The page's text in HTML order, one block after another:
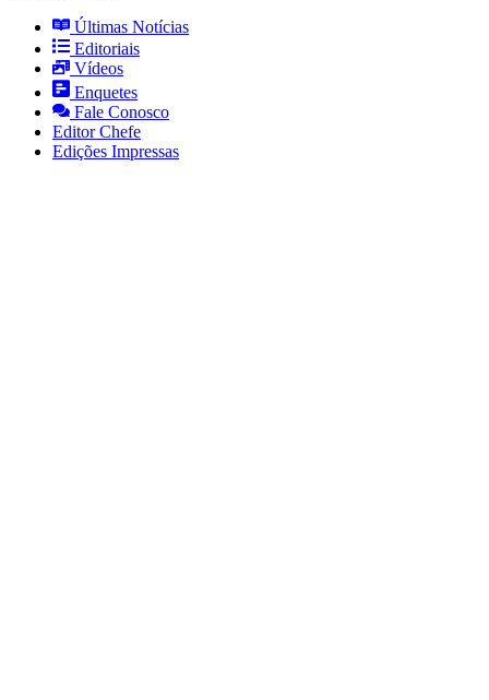
Últimas Notícias
Editoriais
Vídeos
Enquetes
Fale Conosco
Editor Chefe
Edições Impressas